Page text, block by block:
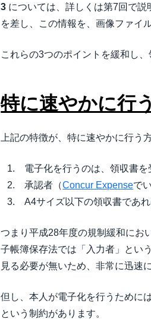
3 については、詳しくは第7回で
を差し、この情報を、画像ファイ
これらの3つのポイントを緩和し
特に速やかに行
上記の特徴が、特に速やかに行う
電子化を行うのは、領収書を
承認者（Concur Expenseで
A4サイズ以下の領収書であ
つまり平成28年度の規制緩和にお
子帳簿保存法では「入力者」とい
見る必要が無いため、非常に迅速
但し、本人が電子化を行うためには
という制約があります。